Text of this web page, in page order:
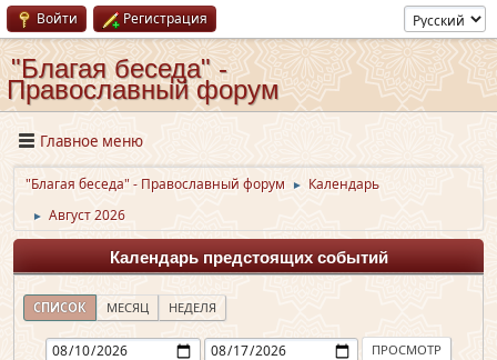
Войти Регистрация
"Благая беседа" -
Православный форум
Главное меню
"Благая беседа" - Православный форум ► Календарь
► Август 2026
Календарь предстоящих событий
СПИСОК МЕСЯЦ НЕДЕЛЯ